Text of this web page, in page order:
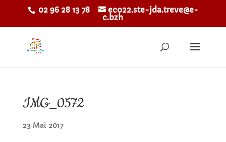
02 96 28 13 78 eco22.ste-jda.treve@e-
c.bzh
IMG_0572
23 Mai 2017